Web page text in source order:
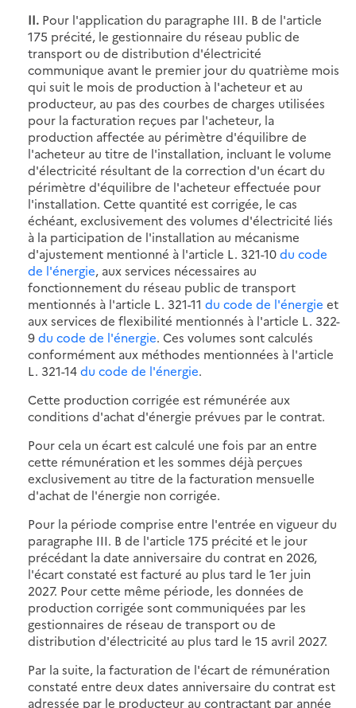
II. Pour l'application du paragraphe III. B de l'article
175 précité, le gestionnaire du réseau public de
transport ou de distribution d'électricité
communique avant le premier jour du quatrième mois
qui suit le mois de production à l'acheteur et au
producteur, au pas des courbes de charges utilisées
pour la facturation reçues par l'acheteur, la
production affectée au périmètre d'équilibre de
l'acheteur au titre de l'installation, incluant le volume
d'électricité résultant de la correction d'un écart du
périmètre d'équilibre de l'acheteur effectuée pour
l'installation. Cette quantité est corrigée, le cas
échéant, exclusivement des volumes d'électricité liés
à la participation de l'installation au mécanisme
d'ajustement mentionné à l'article L. 321-10du code
de l'énergie, aux services nécessaires au
fonctionnement du réseau public de transport
mentionnés à l'article L. 321-11 du code de l'énergie et
aux services de flexibilité mentionnés à l'article L. 322-
9du code de l'énergie. Ces volumes sont calculés
conformément aux méthodes mentionnées à l'article
L. 321-14du code de l'énergie.
Cette production corrigée est rémunérée aux
conditions d'achat d'énergie prévues par le contrat.
Pour cela un écart est calculé une fois par an entre
cette rémunération et les sommes déjà perçues
exclusivement au titre de la facturation mensuelle
d'achat de l'énergie non corrigée.
Pour la période comprise entre l'entrée en vigueur du
paragraphe III. B de l'article 175 précité et le jour
précédant la date anniversaire du contrat en 2026,
l'écart constaté est facturé au plus tard le 1er juin
2027. Pour cette même période, les données de
production corrigée sont communiquées par les
gestionnaires de réseau de transport ou de
distribution d'électricité au plus tard le 15 avril 2027.
Par la suite, la facturation de l'écart de rémunération
constaté entre deux dates anniversaire du contrat est
adressée par le producteur au contractant par année